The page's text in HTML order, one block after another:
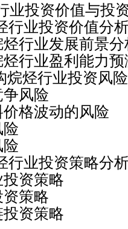
业投资价值与投
业投资价值分
业发展前景分
业盈利能力预
行业投资风险
风险
波动的风险
业投资策略分
策略
策略
策略